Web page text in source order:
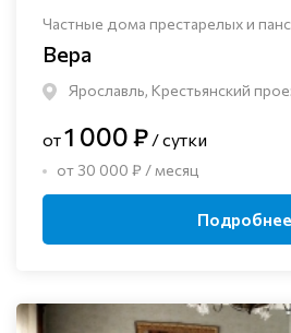
Частные дома престарелых и
Вера
Ярославль, Крестьянский
от1 000 ₽ / сутки
от 30 000 ₽ / месяц
Подробнее